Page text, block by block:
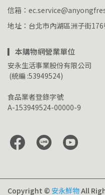
信箱：
地址：台北市內湖區洲子街
▎本購物網營業單位
安永生活事業股份有限公司
(統編 :53949524)
食品業者登錄字號
A-153949524-00000-9
Copyright © 安永鮮物All